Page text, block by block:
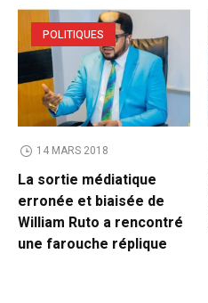
POLITIQUES
14 MARS 2018
La sortie médiatique
erronée et biaisée de
William Ruto a rencontré
une farouche réplique